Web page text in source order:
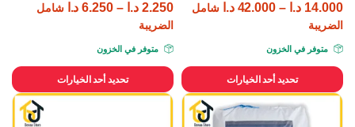
14.000 د.ا –
42.000 د.ا شامل
الضريبة
متوفر في الخزون
تحديد أحد الخيارات
2.250 د.ا –
6.250 د.ا شامل
الضريبة
متوفر في الخزون
تحديد أحد الخيارات